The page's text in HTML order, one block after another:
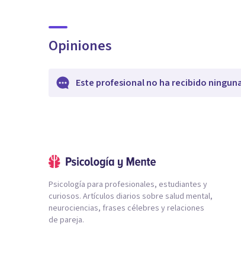
Opiniones
Este profesional no ha recibido
Psicología para profesionales, estudiantes y
curiosos. Artículos diarios sobre salud mental,
neurociencias, frases célebres y relaciones
de pareja.